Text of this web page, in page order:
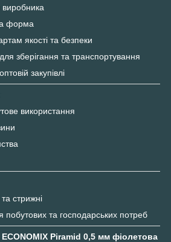
виробника
форма
якості та безпеки
зберігання та транспортування
закупівлі
використання
стрижні
побутових та господарських потреб
Piramid 0,5 мм фіолетова